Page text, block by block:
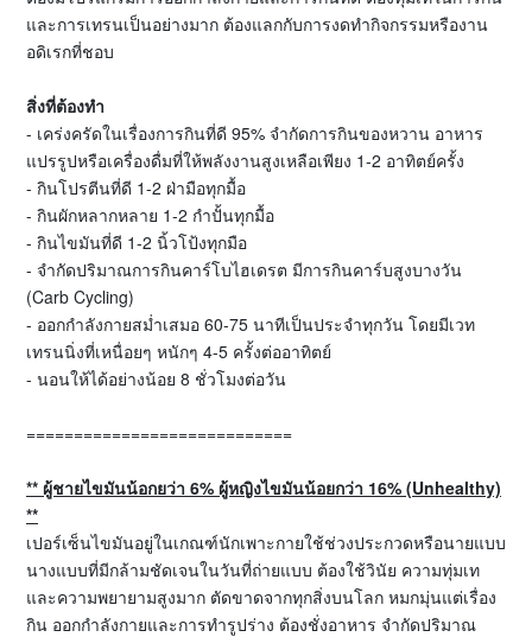
และการเทรนเป็นอย่างมาก ต้องแลกกับการงดทำกิจกรรมหรืองาน
อดิเรกที่ชอบ
สิ่งที่ต้องทำ
- เคร่งครัดในเรื่องการกินที่ดี 95% จำกัดการกินของหวาน อาหาร
แปรรูปหรือเครื่องดื่มที่ให้พลังงานสูงเหลือเพียง 1-2 อาทิตย์ครั้ง
- กินโปรตีนที่ดี 1-2 ฝ่ามือทุกมื้อ
- กินผักหลากหลาย 1-2 กำปั้นทุกมื้อ
- กินไขมันที่ดี 1-2 นิ้วโป้งทุกมือ
- จำกัดปริมาณการกินคาร์โบไฮเดรต มีการกินคาร์บสูงบางวัน
(Carb Cycling)
- ออกกำลังกายสม่ำเสมอ 60-75 นาทีเป็นประจำทุกวัน โดยมีเวท
เทรนนิ่งที่เหนื่อยๆ หนักๆ 4-5 ครั้งต่ออาทิตย์
- นอนให้ได้อย่างน้อย 8 ชั่วโมงต่อวัน
============================
** ผู้ชายไขมันน้อกยว่า 6% ผู้หญิงไขมันน้อยกว่า 16% (Unhealthy)
**
เปอร์เซ็นไขมันอยู่ในเกณฑ์นักเพาะกายใช้ช่วงประกวดหรือนายแบบ
นางแบบที่มีกล้ามชัดเจนในวันที่ถ่ายแบบ ต้องใช้วินัย ความทุ่มเท
และความพยายามสูงมาก ตัดขาดจากทุกสิ่งบนโลก หมกมุ่นแต่เรื่อง
กิน ออกกำลังกายและการทำรูปร่าง ต้องชั่งอาหาร จำกัดปริมาณ